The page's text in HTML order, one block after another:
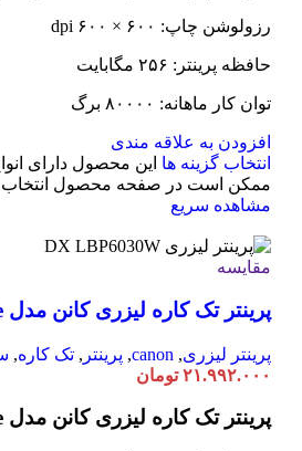
رزولوشن چاپ: ۶۰۰ × ۶۰۰ dpi
حافظه پرینتر: ۲۵۶ مگابایت
توان کار ماهانه: ۸۰۰۰۰ برگ
افزودن به علاقه مندی
انتخاب گزینه ها این محصول دارای
ممکن است در صفحه محصول انتخاب
مشاهده سریع
مقایسه
پرینتر تک کاره لیزری کانن مدل LBP6030White
پرینتر لیزری,
canon
, پرینتر , تک کاره,
۲۱.۹۹۲.۰۰۰ تومان
پرینتر تک کاره لیزری کانن مدل LBP6030White